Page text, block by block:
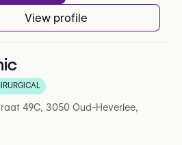
View profile
5 sur Google
49C, 3050 Oud-Heverlee,